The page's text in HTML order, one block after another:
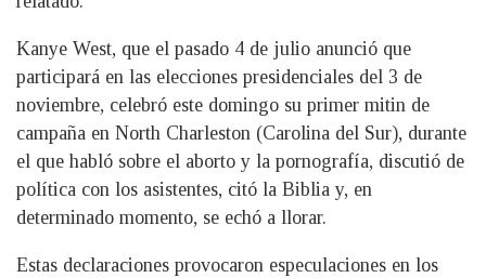
Kanye West, que el pasado 4 de julio anunció que
participará en las elecciones presidenciales del 3 de
noviembre, celebró este domingo su primer mitin de
campaña en North Charleston (Carolina del Sur), durante
el que habló sobre el aborto y la pornografía, discutió de
política con los asistentes, citó la Biblia y, en
determinado momento, se echó a llorar.
Estas declaraciones provocaron especulaciones en los